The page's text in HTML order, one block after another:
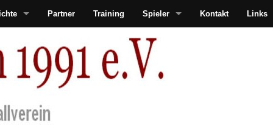
Partner Training Spieler Kontakt Links